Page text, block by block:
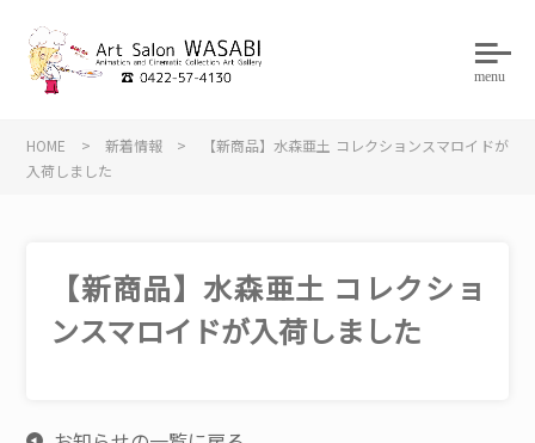
menu
HOME > 新着情報 >
【新商品】水森亜土 コレクションスマロイドが
入荷しました
【新商品】水森亜土 コレクショ
ンスマロイドが入荷しました